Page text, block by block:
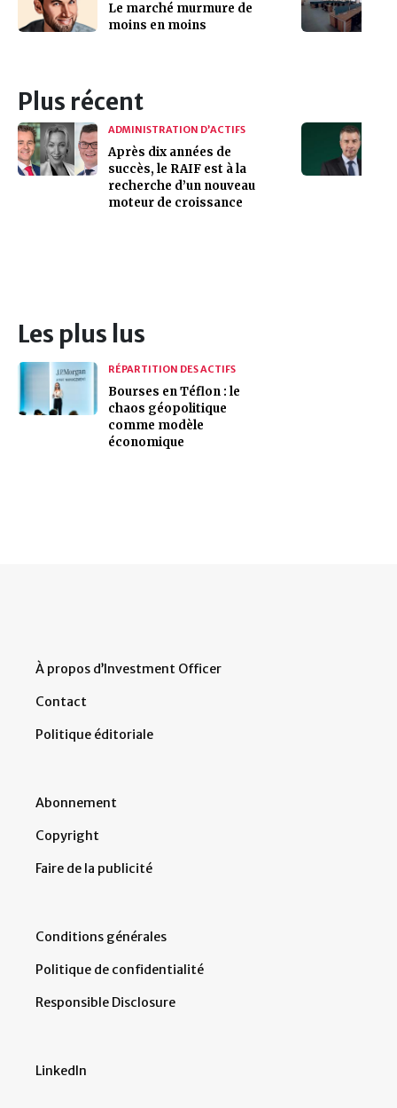
Le marché murmure de
moins en moins
Plus récent
ADMINISTRATION D’ACTIFS
Après dix années de
succès, le RAIF est à la
recherche d’un nouveau
moteur de croissance
Les plus lus
RÉPARTITION DES ACTIFS
Bourses en Téflon : le
chaos géopolitique
comme modèle
économique
À propos d’Investment Officer
Contact
Politique éditoriale
Abonnement
Copyright
Faire de la publicité
Conditions générales
Politique de confidentialité
Responsible Disclosure
LinkedIn